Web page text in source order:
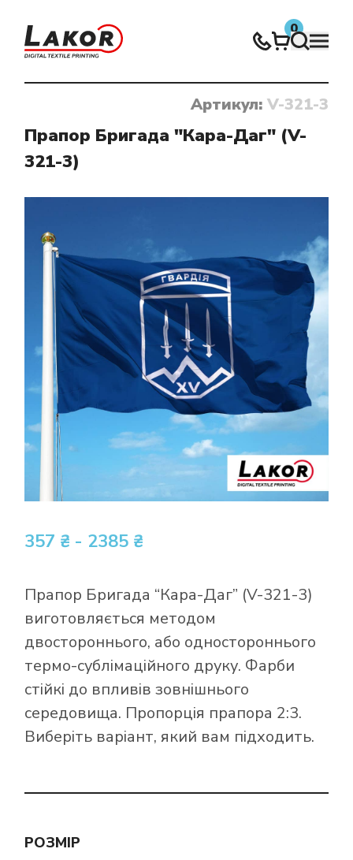
0
Нічого не знайдено
Артикул: V-321-3
Прапор Бригада "Кара-Даг" (V-
321-3)
357 ₴ - 2385 ₴
Прапор Бригада “Кара-Даг” (V-321-3)
виготовляється методом
двостороннього, або одностороннього
термо-сублімаційного друку. Фарби
стійкі до впливів зовнішнього
середовища. Пропорція прапора 2:3.
Виберіть варіант, який вам підходить.
РОЗМІР